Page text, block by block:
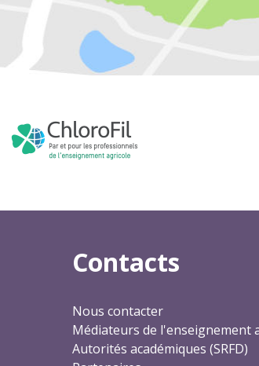
Contacts
Nous contacter
Médiateurs de l'enseignement
Autorités académiques (SRFD)